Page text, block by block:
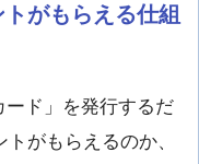
がもらえる仕組
ド」を発行するだ
がもらえるのか、